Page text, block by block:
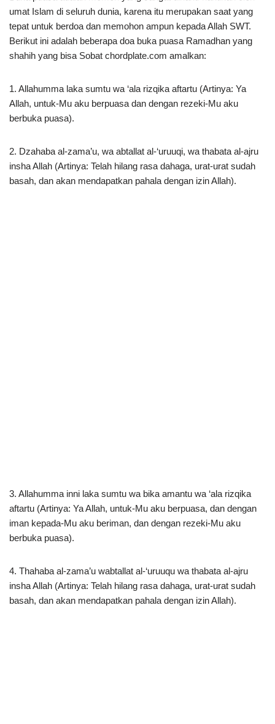
umat Islam di seluruh dunia, karena itu merupakan saat yang
tepat untuk berdoa dan memohon ampun kepada Allah SWT.
Berikut ini adalah beberapa doa buka puasa Ramadhan yang
shahih yang bisa Sobat chordplate.com amalkan:
1. Allahumma laka sumtu wa ‘ala rizqika aftartu (Artinya: Ya
Allah, untuk-Mu aku berpuasa dan dengan rezeki-Mu aku
berbuka puasa).
2. Dzahaba al-zama’u, wa abtallat al-‘uruuqi, wa thabata al-ajru
insha Allah (Artinya: Telah hilang rasa dahaga, urat-urat sudah
basah, dan akan mendapatkan pahala dengan izin Allah).
3. Allahumma inni laka sumtu wa bika amantu wa ‘ala rizqika
aftartu (Artinya: Ya Allah, untuk-Mu aku berpuasa, dan dengan
iman kepada-Mu aku beriman, dan dengan rezeki-Mu aku
berbuka puasa).
4. Thahaba al-zama’u wabtallat al-‘uruuqu wa thabata al-ajru
insha Allah (Artinya: Telah hilang rasa dahaga, urat-urat sudah
basah, dan akan mendapatkan pahala dengan izin Allah).